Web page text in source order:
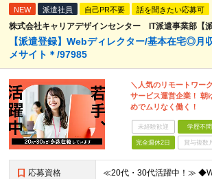
NEW 派遣社員 自己PR不要 話を聞きたい応募可
株式会社キャリアデザインセンター IT派遣事業部【派
【派遣登録】Webディレクター/基本在宅◎月
メサイト＊/97985
＼人気のリモートワー
サービス運営企業！ 朝
めでムリなく働く！
未経験歓迎 学歴不問
完全週休2日 賞与複数月
応募資格